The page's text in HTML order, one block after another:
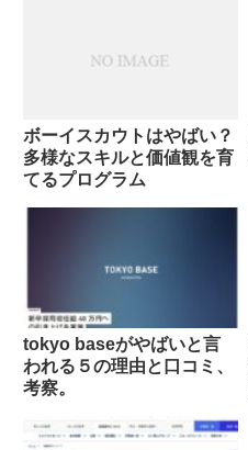
ボーイスカウトはやばい？
多様なスキルと価値観を育
てるプログラム
tokyo baseがやばいと言
われる５の理由と口コミ、
考察。